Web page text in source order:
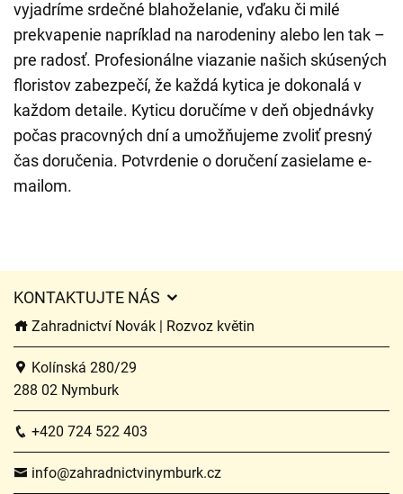
vyjadríme srdečné blahoželanie, vďaku či milé
prekvapenie napríklad na narodeniny alebo len tak –
pre radosť. Profesionálne viazanie našich skúsených
floristov zabezpečí, že každá kytica je dokonalá v
každom detaile. Kyticu doručíme v deň objednávky
počas pracovných dní a umožňujeme zvoliť presný
čas doručenia. Potvrdenie o doručení zasielame e-
mailom.
KONTAKTUJTE NÁS
Zahradnictví Novák | Rozvoz květin
Kolínská 280/29
288 02 Nymburk
+420 724 522 403
info@zahradnictvinymburk.cz